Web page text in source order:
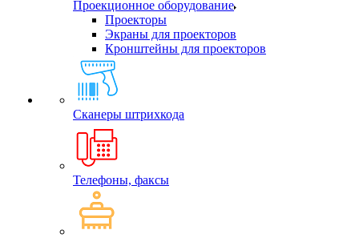
Проекционное оборудование
Проекторы
Экраны для проекторов
Кронштейны для проекторов
Сканеры штрихкода
Телефоны, факсы